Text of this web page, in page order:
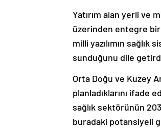
Yatırım alan yerli ve
üzerinden entegre
milli yazılımın sağlık
sunduğunu dile
Orta Doğu ve Kuzey
planladıklarını ifade
sağlık sektörünün
buradaki potansiyeli